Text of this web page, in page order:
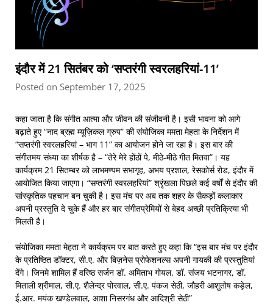
इंदौर में 21 सितंबर को ‘सप्तरंगी स्वरलहरियां-11’
Posted on September 17, 2025
कहा जाता है कि संगीत आत्मा और जीवन की संजीवनी है। इसी भावना को आगे
बढ़ाते हुए “नाद ब्रह्म म्यूज़िकल ग्रुप” की संयोजिका ममता मेहता के निर्देशन में
“सप्तरंगी स्वरलहरियां – भाग 11” का आयोजन होने जा रहा है। इस बार की
संगीतमय संध्या का शीर्षक है – “तेरे मेरे होंठों पे, मीठे-मीठे गीत मितवा”। यह
कार्यक्रम 21 सितम्बर को लाभमण्पम सभागृह, अभय प्रशाल, रेसकोर्स रोड, इंदौर में
आयोजित किया जाएगा। “सप्तरंगी स्वरलहरियां” श्रृंखला पिछले कई वर्षों से इंदौर की
सांस्कृतिक पहचान बन चुकी है। इस मंच पर अब तक शहर के सैकड़ों कलाकार
अपनी प्रस्तुति दे चुके हैं और हर बार संगीतप्रेमियों से बेहद अच्छी प्रतिक्रिया भी
मिलती है।
संयोजिका ममता मेहता ने कार्यक्रम पर बात करते हुए कहा कि “इस बार मंच पर इंदौर
के प्रतिष्ठित डॉक्टर, सी.ए. और बिज़नेस प्रोफेशनल्स अपनी गायकी की प्रस्तुतियां
देंगे। जिनमे शामिल हैं वरिष्ठ सर्जन डॉ. अमिताभ गोयल, डॉ. संजय भटनागर, डॉ.
मिताली श्रीमाल, सी.ए. शैलेन्द्र पोरवाल, सी.ए. पंकज सेठी, जौहरी आशुतोष कड़ेल,
ई.आर. मयंक खण्डेलवाल, आशा निसरगंध और आदिश्री सेठी”